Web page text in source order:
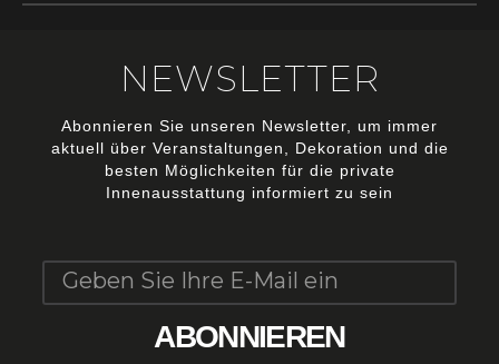
NEWSLETTER
Abonnieren Sie unseren Newsletter, um immer
aktuell über Veranstaltungen, Dekoration und die
besten Möglichkeiten für die private
Innenausstattung informiert zu sein